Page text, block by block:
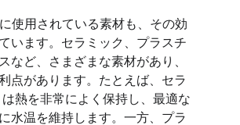
使用されている素材も、その効
います。セラミック、プラスチ
など、さまざまな素材があり、
点があります。たとえば、セラ
は熱を非常によく保持し、最適な
水温を維持します。一方、プラ